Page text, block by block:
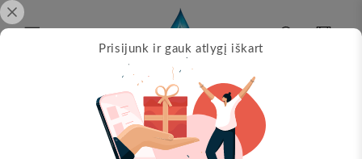
Pereikite
prie
turinio
Nemokamas pristatymas nuo 30 EUR!
Filtruoti ir rūšiuoti
Prisijunk ir gauk atlygį iškart